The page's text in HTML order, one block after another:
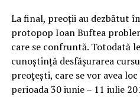
La final, preoții au dezbătut
protopop Ioan Buftea
care se confruntă. Totodată
cunoștință desfășurarea
preoțești, care se vor avea
perioada 30 iunie – 11 iulie